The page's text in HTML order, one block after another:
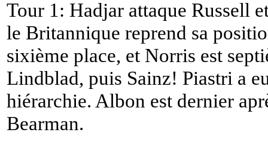
Tour 1: Hadjar attaque Russell
le Britannique reprend sa
sixième place, et Norris est
Lindblad, puis Sainz! Piastri a
hiérarchie. Albon est dernier
Bearman.